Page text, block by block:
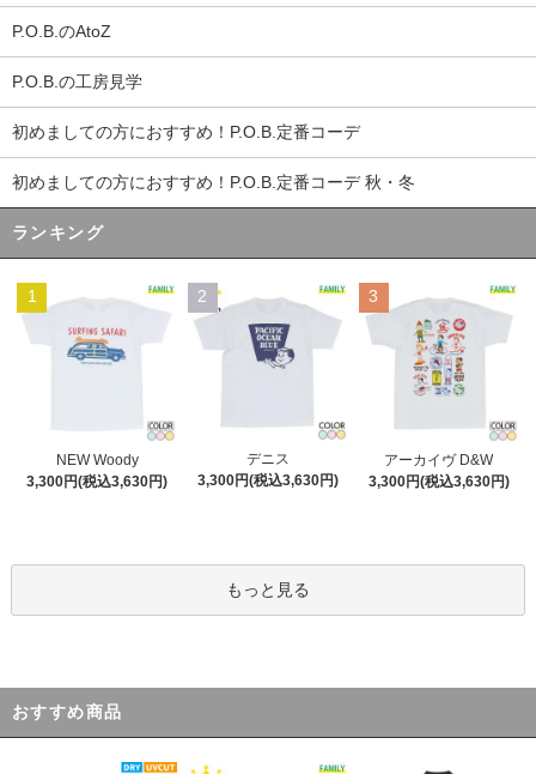
P.O.B.のAtoZ
P.O.B.の工房見学
初めましての方におすすめ！P.O.B.定番コーデ
初めましての方におすすめ！P.O.B.定番コーデ 秋・冬
ランキング
1
NEW Woody
3,300円(税込3,630円)
2
デニス
3,300円(税込3,630円)
3
アーカイヴ D&W
3,300円(税込3,630円)
もっと見る
おすすめ商品